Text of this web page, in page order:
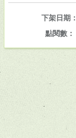
下架日期：
點閱數：